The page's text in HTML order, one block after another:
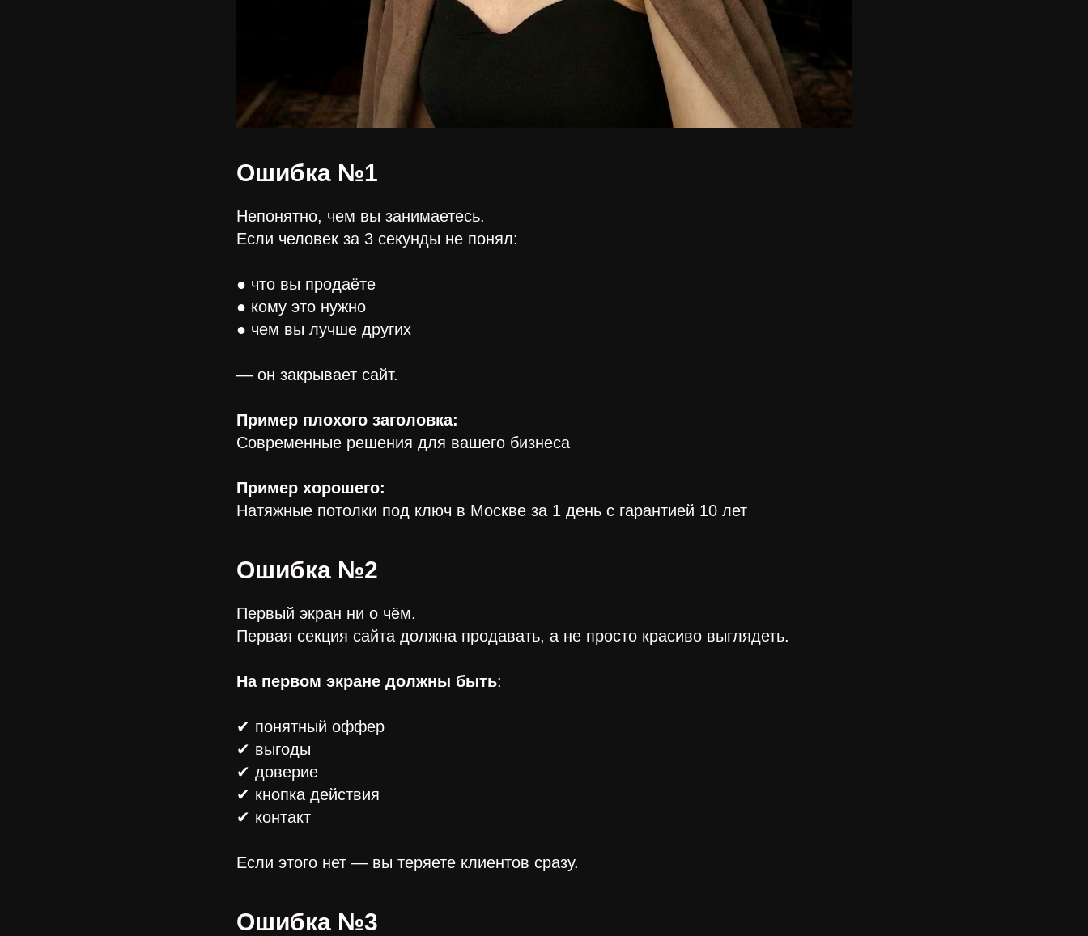
Ошибка №1
Непонятно, чем вы занимаетесь.
Если человек за 3 секунды не понял:
● что вы продаёте
● кому это нужно
● чем вы лучше других
— он закрывает сайт.
Пример плохого заголовка:
Современные решения для вашего бизнеса
Пример хорошего:
Натяжные потолки под ключ в Москве за 1 день с гарантией 10 лет
Ошибка №2
Первый экран ни о чём.
Первая секция сайта должна продавать, а не просто красиво выглядеть.
На первом экране должны быть:
✔ понятный оффер
✔ выгоды
✔ доверие
✔ кнопка действия
✔ контакт
Если этого нет — вы теряете клиентов сразу.
Ошибка №3